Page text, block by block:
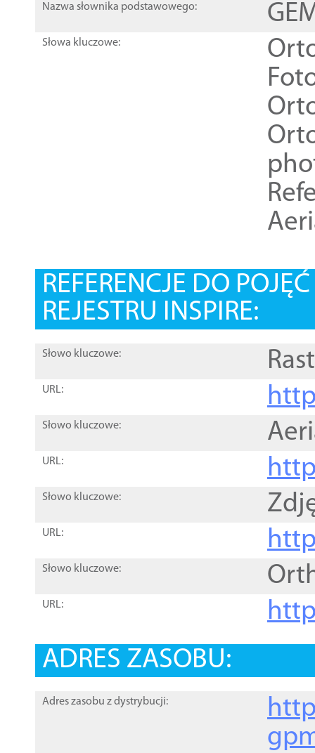
Nazwa słownika podstawowego:
Słowa kluczowe:
REFERENCJE DO
REJESTRU INSPIRE:
Słowo kluczowe:
URL:
Słowo kluczowe:
URL:
Słowo kluczowe:
URL:
Słowo kluczowe:
URL:
ADRES ZASOBU:
Adres zasobu z dystrybucji: